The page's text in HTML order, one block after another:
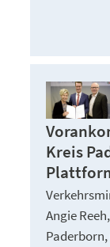
Kreis
Angie